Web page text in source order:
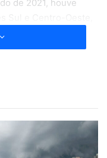
de 2021, houve
estáveis, de
por Amostra de
médio em
das unidades da
do rendimento,
estatisticamente
coordenadora de